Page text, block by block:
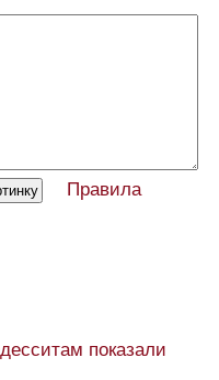
Правила
показали